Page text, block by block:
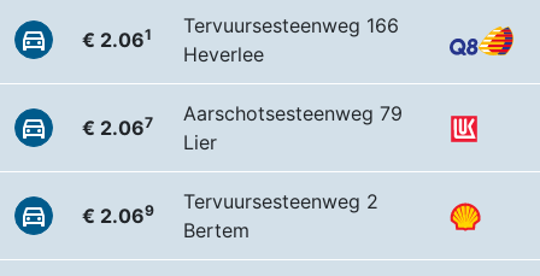
€ 2.061
Tervuursesteenweg 166
Heverlee
€ 2.067
Aarschotsesteenweg 79
Lier
€ 2.069
Tervuursesteenweg 2
Bertem